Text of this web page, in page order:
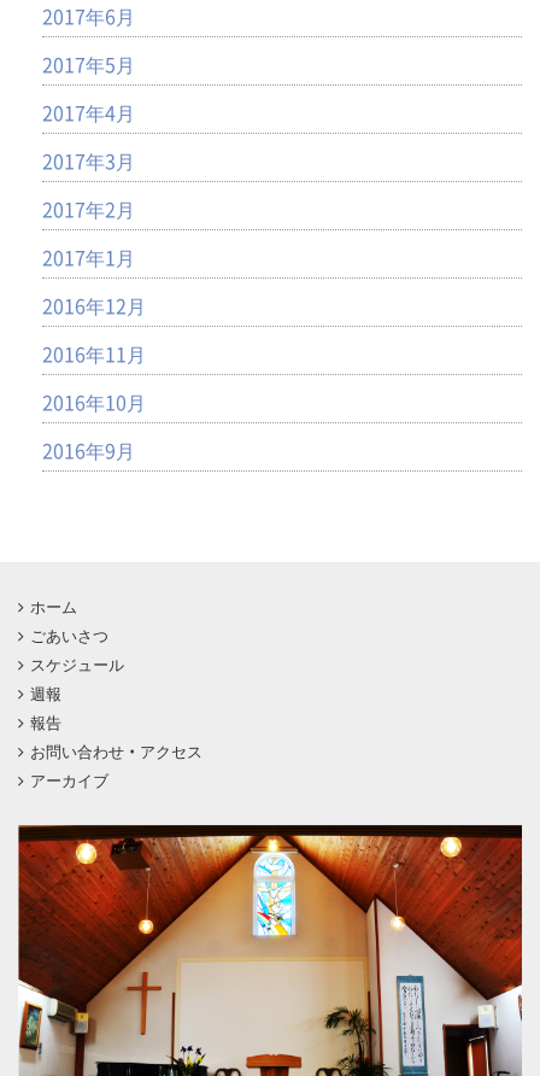
2017年6月
2017年5月
2017年4月
2017年3月
2017年2月
2017年1月
2016年12月
2016年11月
2016年10月
2016年9月
ホーム
ごあいさつ
スケジュール
週報
報告
お問い合わせ・アクセス
アーカイブ